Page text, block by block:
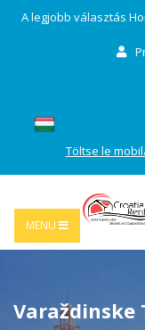
A legjobb választás
Töltse le
MENU
Varaždinske